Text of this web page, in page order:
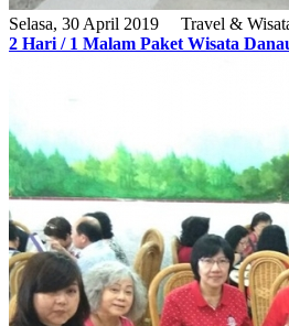
Selasa, 30 April 2019 Travel &
2 Hari / 1 Malam Paket Wisata